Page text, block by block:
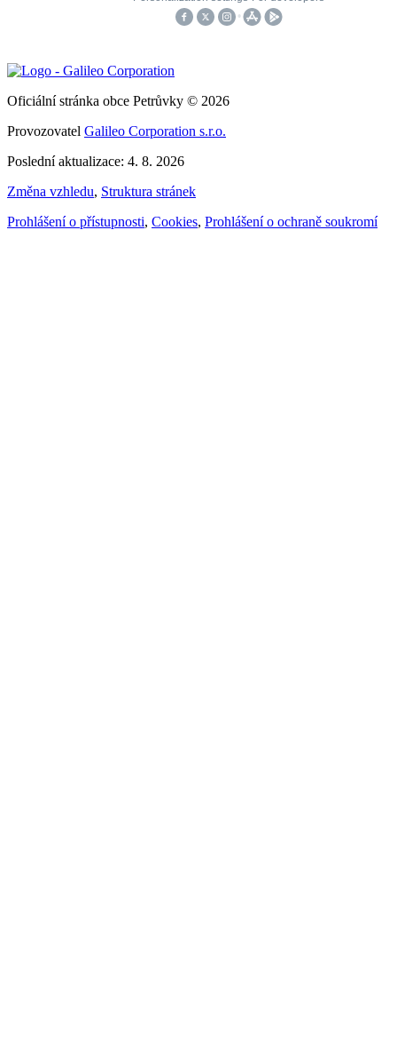
Oficiální stránka obce Petrůvky © 2026
Provozovatel Galileo Corporation s.r.o.
Poslední aktualizace: 4. 8. 2026
Změna vzhledu, Struktura stránek
Prohlášení o přístupnosti, Cookies, Prohlášení o ochraně soukromí